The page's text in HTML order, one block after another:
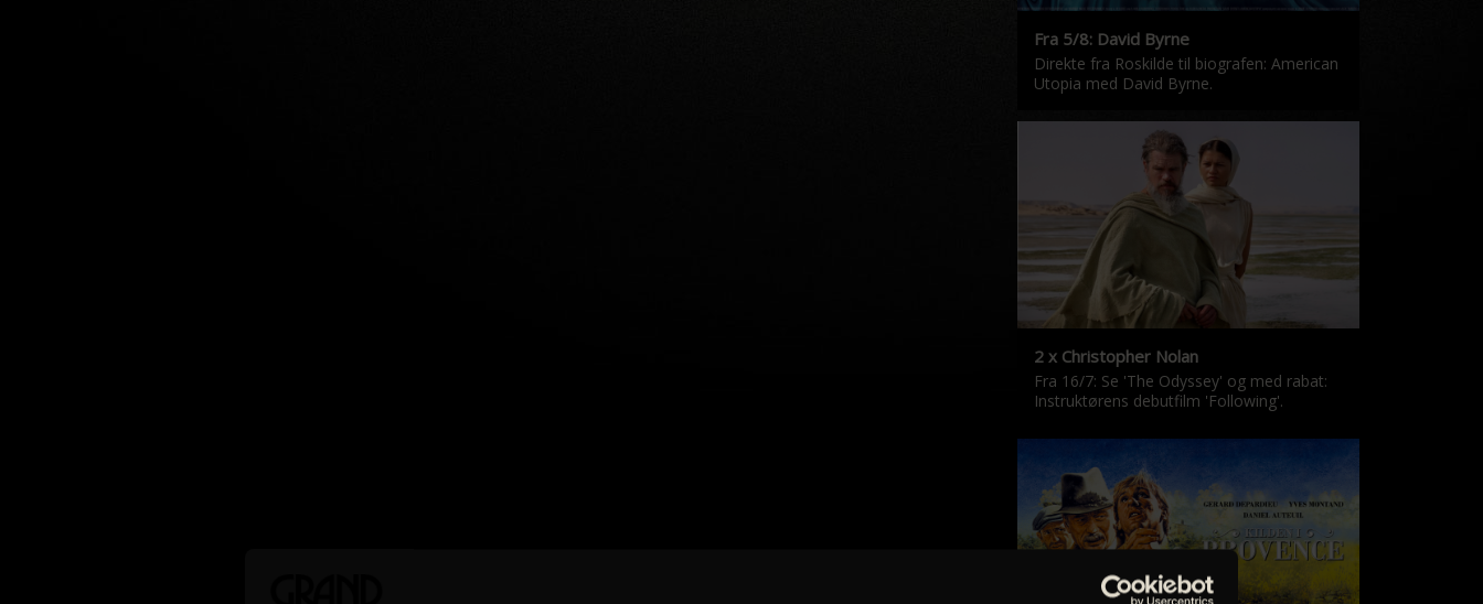
Fra 5/8: David Byrne
Direkte fra Roskilde til biografen: American
Utopia med David Byrne.
2 x Christopher Nolan
Fra 16/7: Se 'The Odyssey' og med rabat:
Instruktørens debutfilm 'Following'.